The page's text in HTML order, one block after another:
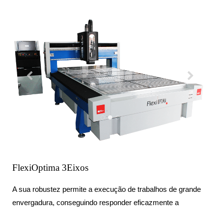
FlexiOptima 3Eixos
A sua robustez permite a execução de trabalhos de grande
envergadura, conseguindo responder eficazmente a